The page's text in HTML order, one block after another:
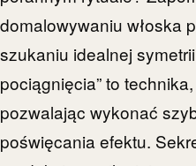
domalowywaniu włoska
szukaniu idealnej
pociągnięcia” to
pozwalając wykonać
poświęcania efektu.